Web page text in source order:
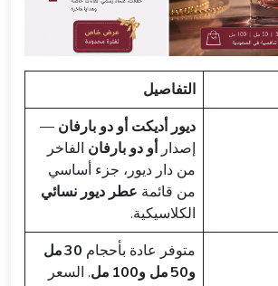
التفاصيل
ديور أديكت أو دو بارفان —
إصدار أو دو بارفان الفاخر
من دار ديور، جزء أساسي
من قائمة عطر ديور نسائي
الكلاسيكية.
متوفر عادة بأحجام
30 مل
و50 مل و100 مل
. السعر